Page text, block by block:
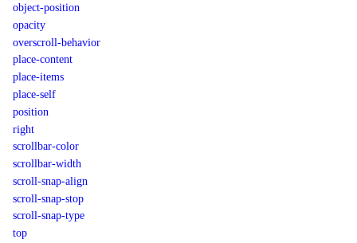
object-position
opacity
overscroll-behavior
place-content
place-items
place-self
position
right
scrollbar-color
scrollbar-width
scroll-snap-align
scroll-snap-stop
scroll-snap-type
top